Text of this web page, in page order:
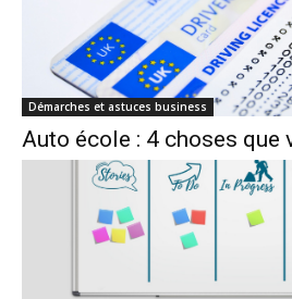
Démarches et astuces business
Auto école : 4 choses que